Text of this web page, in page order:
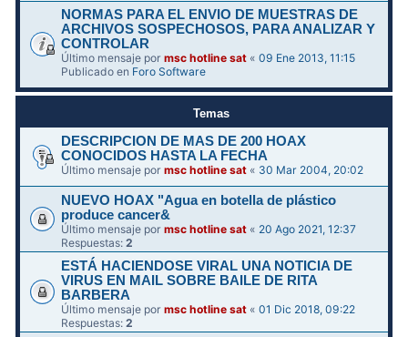
NORMAS PARA EL ENVIO DE MUESTRAS DE
ARCHIVOS SOSPECHOSOS, PARA ANALIZAR Y
CONTROLAR
Último mensaje pormsc hotline sat «09 Ene 2013, 11:15
Publicado en Foro Software
Temas
DESCRIPCION DE MAS DE 200 HOAX
CONOCIDOS HASTA LA FECHA
Último mensaje pormsc hotline sat « 30 Mar 2004, 20:02
NUEVO HOAX "Agua en botella de plástico
produce cancer&
Último mensaje pormsc hotline sat « 20 Ago 2021, 12:37
Respuestas:2
ESTÁ HACIENDOSE VIRAL UNA NOTICIA DE
VIRUS EN MAIL SOBRE BAILE DE RITA
BARBERA
Último mensaje pormsc hotline sat «01 Dic 2018, 09:22
Respuestas:2